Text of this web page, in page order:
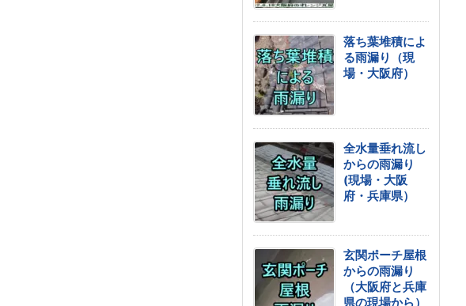
落ち葉堆積によ
る雨漏り（現
場・大阪府）
全水量垂れ流し
からの雨漏り
(現場・大阪
府・兵庫県）
玄関ポーチ屋根
からの雨漏り
（大阪府と兵庫
県の現場から）